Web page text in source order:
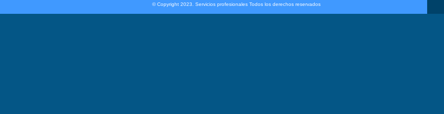
© Copyright 2023. Servicios profesionales Todos los derechos reservados